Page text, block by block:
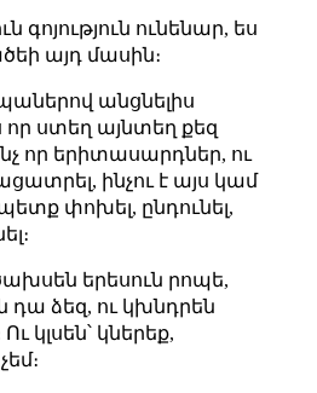
գոյություն ունենար, ես
այդ մասին։
անցնելիս
ստեղ այնտեղ քեզ
որ երիտասարդներ, ու
ինչու է այս կամ
փոխել, ընդունել,
երեսուն րոպե,
ձեզ, ու կխնդրեն
կլսեն՝ կներեք,